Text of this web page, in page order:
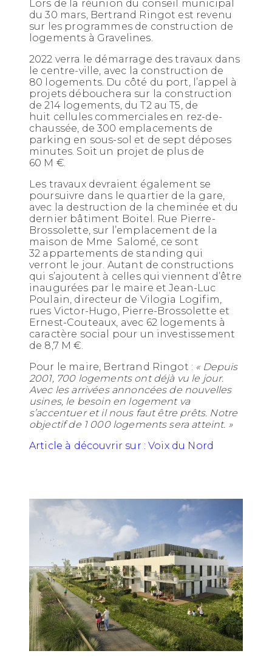
Lors de la réunion du conseil municipal
du 30 mars, Bertrand Ringot est revenu
sur les programmes de construction de
logements à Gravelines.
2022 verra le démarrage des travaux dans
le centre-ville, avec la construction de
80 logements. Du côté du port, l’appel à
projets débouchera sur la construction
de 214 logements, du T2 au T5, de
huit cellules commerciales en rez-de-
chaussée, de 300 emplacements de
parking en sous-sol et de sept déposes
minutes. Soit un projet de plus de
60 M €.
Les travaux devraient également se
poursuivre dans le quartier de la gare,
avec la destruction de la cheminée et du
dernier bâtiment Boitel. Rue Pierre-
Brossolette, sur l’emplacement de la
maison de Mme Salomé, ce sont
32 appartements de standing qui
verront le jour. Autant de constructions
qui s’ajoutent à celles qui viennent d’être
inaugurées par le maire et Jean-Luc
Poulain, directeur de Vilogia Logifim,
rues Victor-Hugo, Pierre-Brossolette et
Ernest-Couteaux, avec 62 logements à
caractère social pour un investissement
de 8,7 M €.
Pour le maire, Bertrand Ringot : « Depuis
2001, 700 logements ont déjà vu le jour.
Avec les arrivées annoncées de nouvelles
usines, le besoin en logement va
s’accentuer et il nous faut être prêts. Notre
objectif de 1 000 logements sera atteint. »
Article à découvrir sur : Voix du Nord